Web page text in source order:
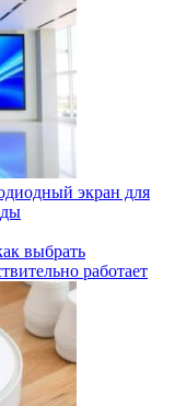
экран для
выбрать
работает